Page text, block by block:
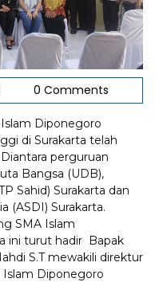
0 Comments
Islam Diponegoro
di Surakarta telah
perguruan
Bangsa (UDB),
Sahid) Surakarta dan
(ASDI) Surakarta.
SMA Islam
ini turut hadir Bapak
S.T mewakili direktur
Islam Diponegoro